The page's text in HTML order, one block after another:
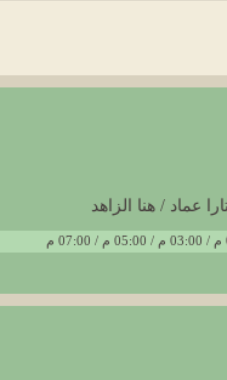
عماد / هنا الزاهد